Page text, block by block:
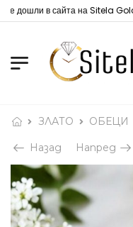
дошли в сайта на Sitela Gold!
ЗЛАТО ОБЕЦИ
Назад Напред